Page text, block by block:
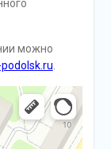
можно
.